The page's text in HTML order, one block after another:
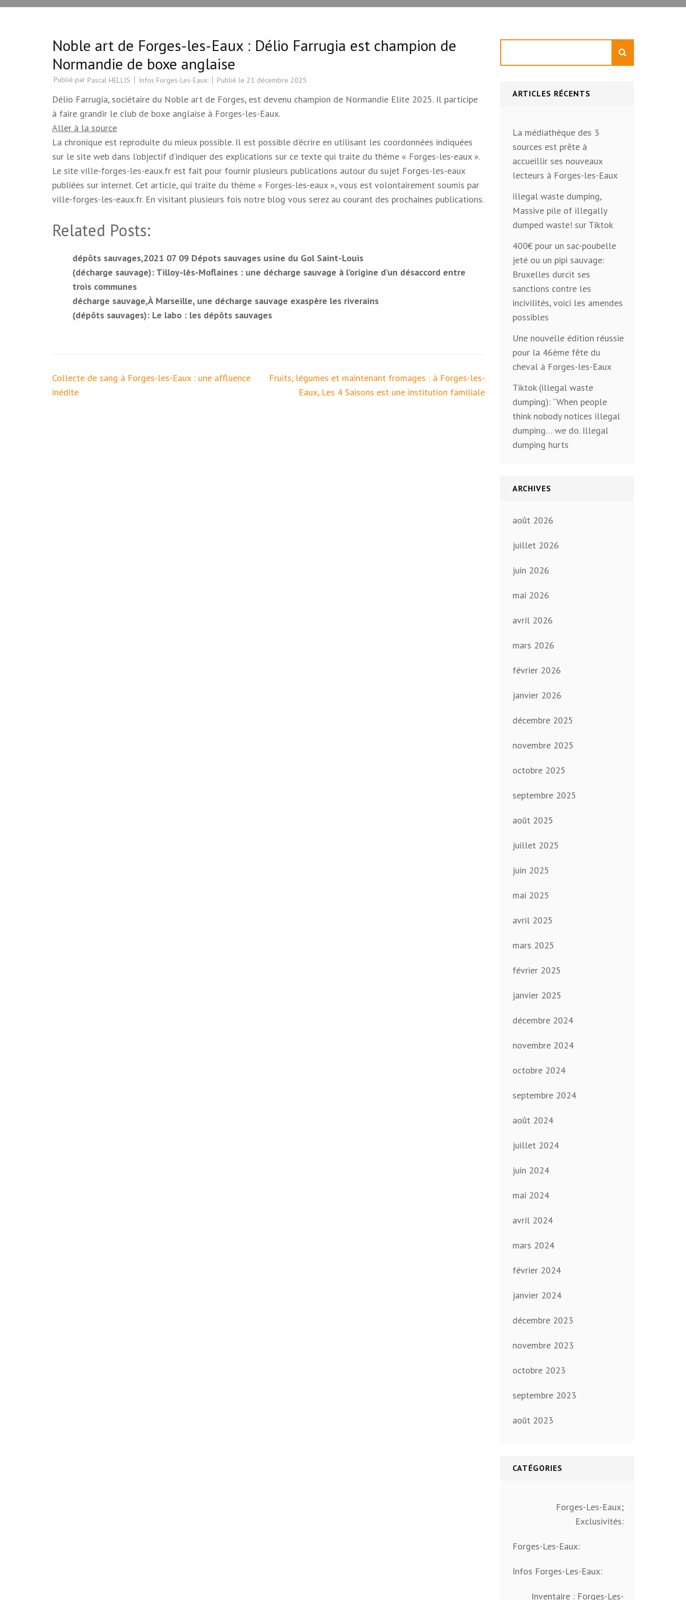
Noble art de Forges-les-Eaux : Délio Farrugia est champion de
Normandie de boxe anglaise
Publié par Pascal HELLIS Infos Forges-Les-Eaux: Publié le 21 décembre 2025
Délio Farrugia, sociétaire du Noble art de Forges, est devenu champion de Normandie Elite 2025. Il participe
à faire grandir le club de boxe anglaise à Forges-les-Eaux.
Aller à la source
La chronique est reproduite du mieux possible. Il est possible d’écrire en utilisant les coordonnées indiquées
sur le site web dans l’objectif d’indiquer des explications sur ce texte qui traite du thème « Forges-les-eaux ».
Le site ville-forges-les-eaux.fr est fait pour fournir plusieurs publications autour du sujet Forges-les-eaux
publiées sur internet. Cet article, qui traite du thème « Forges-les-eaux », vous est volontairement soumis par
ville-forges-les-eaux.fr. En visitant plusieurs fois notre blog vous serez au courant des prochaines publications.
Related Posts:
dépôts sauvages,2021 07 09 Dépots sauvages usine du Gol Saint-Louis
(décharge sauvage): Tilloy-lès-Moflaines : une décharge sauvage à l’origine d’un désaccord entre
trois communes
décharge sauvage,À Marseille, une décharge sauvage exaspère les riverains
(dépôts sauvages): Le labo : les dépôts sauvages
Navigation
de
Collecte de sang à Forges-les-Eaux : une affluence
inédite
Fruits, légumes et maintenant fromages : à Forges-les-
Eaux, Les 4 Saisons est une institution familiale
ARTICLES RÉCENTS
La médiathèque des 3
sources est prête à
accueillir ses nouveaux
lecteurs à Forges-les-Eaux
illegal waste dumping,
Massive pile of illegally
dumped waste! sur Tiktok
400€ pour un sac-poubelle
jeté ou un pipi sauvage:
Bruxelles durcit ses
sanctions contre les
incivilités, voici les amendes
possibles
Une nouvelle édition réussie
pour la 46ème fête du
cheval à Forges-les-Eaux
Tiktok (illegal waste
dumping): “When people
think nobody notices illegal
dumping… we do. Illegal
dumping hurts
ARCHIVES
août 2026
juillet 2026
juin 2026
mai 2026
avril 2026
mars 2026
février 2026
janvier 2026
décembre 2025
novembre 2025
octobre 2025
septembre 2025
août 2025
juillet 2025
juin 2025
mai 2025
avril 2025
mars 2025
février 2025
janvier 2025
décembre 2024
novembre 2024
octobre 2024
septembre 2024
août 2024
juillet 2024
juin 2024
mai 2024
avril 2024
mars 2024
février 2024
janvier 2024
décembre 2023
novembre 2023
octobre 2023
septembre 2023
août 2023
CATÉGORIES
Forges-Les-Eaux;
Exclusivités:
Forges-Les-Eaux:
Infos Forges-Les-Eaux:
Inventaire : Forges-Les-